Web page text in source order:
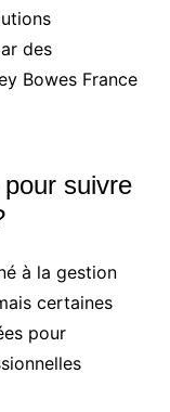
des
Bowes France
suivre
à la gestion
certaines
pour